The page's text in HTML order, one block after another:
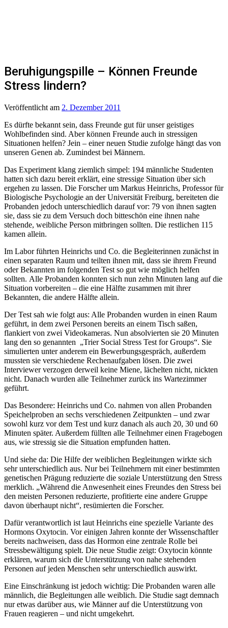
Beruhigungspille – Können Freunde
Stress lindern?
Veröffentlicht am 2. Dezember 2011
Es dürfte bekannt sein, dass Freunde gut für unser geistiges
Wohlbefinden sind. Aber können Freunde auch in stressigen
Situationen helfen? Jein – einer neuen Studie zufolge hängt das von
unseren Genen ab. Zumindest bei Männern.
Das Experiment klang ziemlich simpel: 194 männliche Studenten
hatten sich dazu bereit erklärt, eine stressige Situation über sich
ergehen zu lassen. Die Forscher um Markus Heinrichs, Professor für
Biologische Psychologie an der Universität Freiburg, bereiteten die
Probanden jedoch unterschiedlich darauf vor: 79 von ihnen sagten
sie, dass sie zu dem Versuch doch bitteschön eine ihnen nahe
stehende, weibliche Person mitbringen sollten. Die restlichen 115
kamen allein.
Im Labor führten Heinrichs und Co. die Begleiterinnen zunächst in
einen separaten Raum und teilten ihnen mit, dass sie ihrem Freund
oder Bekannten im folgenden Test so gut wie möglich helfen
sollten. Alle Probanden konnten sich nun zehn Minuten lang auf die
Situation vorbereiten – die eine Hälfte zusammen mit ihrer
Bekannten, die andere Hälfte allein.
Der Test sah wie folgt aus: Alle Probanden wurden in einen Raum
geführt, in dem zwei Personen bereits an einem Tisch saßen,
flankiert von zwei Videokameras. Nun absolvierten sie 20 Minuten
lang den so genannten „Trier Social Stress Test for Groups“. Sie
simulierten unter anderem ein Bewerbungsgespräch, außerdem
mussten sie verschiedene Rechenaufgaben lösen. Die zwei
Interviewer verzogen derweil keine Miene, lächelten nicht, nickten
nicht. Danach wurden alle Teilnehmer zurück ins Wartezimmer
geführt.
Das Besondere: Heinrichs und Co. nahmen von allen Probanden
Speichelproben an sechs verschiedenen Zeitpunkten – und zwar
sowohl kurz vor dem Test und kurz danach als auch 20, 30 und 60
Minuten später. Außerdem füllten alle Teilnehmer einen Fragebogen
aus, wie stressig sie die Situation empfunden hatten.
Und siehe da: Die Hilfe der weiblichen Begleitungen wirkte sich
sehr unterschiedlich aus. Nur bei Teilnehmern mit einer bestimmten
genetischen Prägung reduzierte die soziale Unterstützung den Stress
merklich. „Während die Anwesenheit eines Freundes den Stress bei
den meisten Personen reduzierte, profitierte eine andere Gruppe
davon überhaupt nicht“, resümierten die Forscher.
Dafür verantwortlich ist laut Heinrichs eine spezielle Variante des
Hormons Oxytocin. Vor einigen Jahren konnte der Wissenschaftler
bereits nachweisen, dass das Hormon eine zentrale Rolle bei
Stressbewältigung spielt. Die neue Studie zeigt: Oxytocin könnte
erklären, warum sich die Unterstützung von nahe stehenden
Personen auf jeden Menschen sehr unterschiedlich auswirkt.
Eine Einschränkung ist jedoch wichtig: Die Probanden waren alle
männlich, die Begleitungen alle weiblich. Die Studie sagt demnach
nur etwas darüber aus, wie Männer auf die Unterstützung von
Frauen reagieren – und nicht umgekehrt.